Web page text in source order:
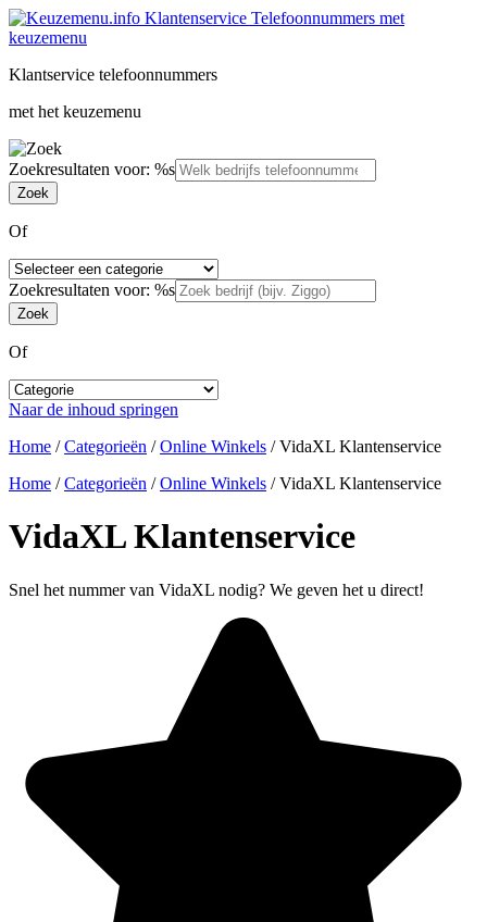
Klantservice telefoonnummers
met het keuzemenu
Zoekresultaten voor: %s
Of
Zoekresultaten voor: %s
Of
Naar de inhoud springen
Home /Categorieën /Online Winkels /VidaXL Klantenservice
Home /Categorieën /Online Winkels /VidaXL Klantenservice
VidaXL Klantenservice
Snel het nummer van VidaXL nodig? We geven het u direct!